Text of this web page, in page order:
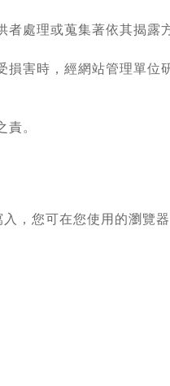
處理或蒐集著依其揭露
害時，經網站管理單位
。
，您可在您使用的瀏覽